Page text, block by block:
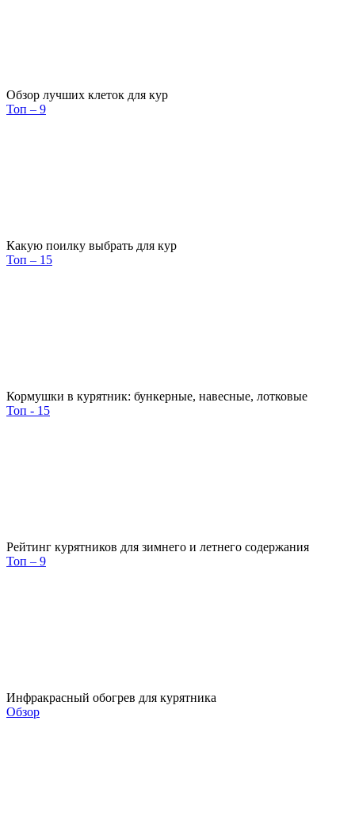
Обзор лучших клеток для кур
Топ – 9
Какую поилку выбрать для кур
Топ – 15
Кормушки в курятник: бункерные, навесные, лотковые
Топ - 15
Рейтинг курятников для зимнего и летнего содержания
Топ – 9
Инфракрасный обогрев для курятника
Обзор